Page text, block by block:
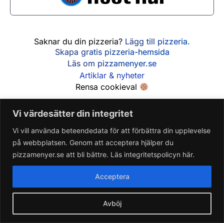
Vi värdesätter din integritet
Vi vill använda beteendedata för att förbättra din upplevelse
på webbplatsen. Genom att acceptera hjälper du
pizzamenyer.se att bli bättre. Läs integritetspolicyn här.
Avböj
Acceptera
Saknar du din pizzeria? Lägg till pizzeria.
Skapa gratis pizzeria-hemsida
Läs om pizzamenyer.se
Artiklar & nyheter
Rensa cookieval